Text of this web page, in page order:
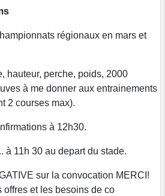
régionaux en mars et
hauteur, perche, poids, 2000
à me donner aux entrainements
2 courses max).
à 12h30.
à 11h 30 au depart du stade.
sur la convocation MERCI!
et les besoins de co